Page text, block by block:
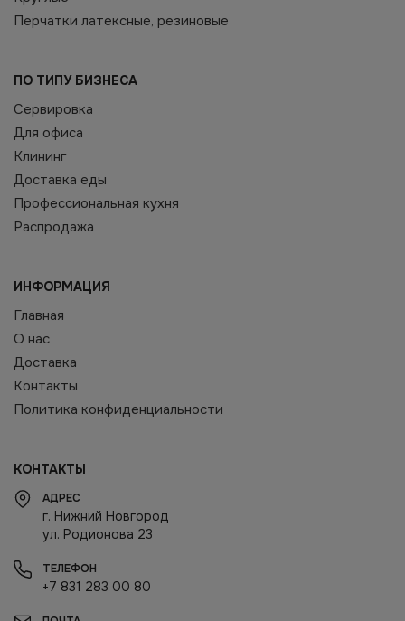
Перчатки латексные, резиновые
ПО ТИПУ БИЗНЕСА
Сервировка
Для офиса
Клининг
Доставка еды
Профессиональная кухня
Распродажа
ИНФОРМАЦИЯ
Главная
О нас
Доставка
Контакты
Политика конфиденциальности
КОНТАКТЫ
АДРЕС
г. Нижний Новгород
ул. Родионова 23
ТЕЛЕФОН
+7 831 283 00 80